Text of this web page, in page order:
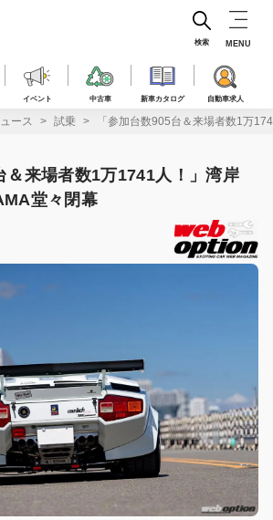
イベント 中古車 新車カタログ 自動車求人
検索 MENU
ース 試乗 「参加台数905台＆来場者数1万
＆来場者数1万1741人！」湾岸
堂々閉幕